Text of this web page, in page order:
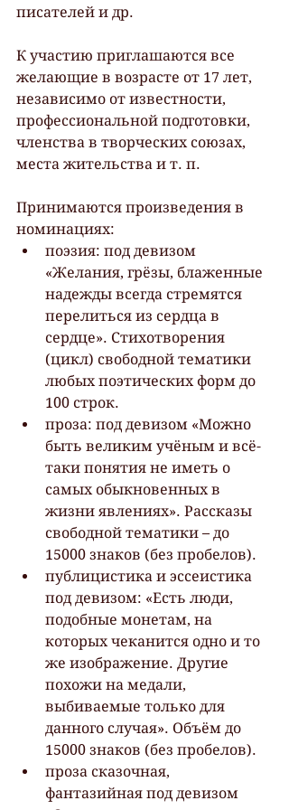
писателей и др.
К участию приглашаются все
желающие в возрасте от 17 лет,
независимо от известности,
профессиональной подготовки,
членства в творческих союзах,
места жительства и т. п.
Принимаются произведения в
номинациях:
поэзия: под девизом
«Желания, грёзы, блаженные
надежды всегда стремятся
перелиться из сердца в
сердце». Стихотворения
(цикл) свободной тематики
любых поэтических форм до
100 строк.
проза: под девизом «Можно
быть великим учёным и всё-
таки понятия не иметь о
самых обыкновенных в
жизни явлениях». Рассказы
свободной тематики – до
15000 знаков (без пробелов).
публицистика и эссеистика
под девизом: «Есть люди,
подобные монетам, на
которых чеканится одно и то
же изображение. Другие
похожи на медали,
выбиваемые только для
данного случая». Объём до
15000 знаков (без пробелов).
проза сказочная,
фантазийная под девизом